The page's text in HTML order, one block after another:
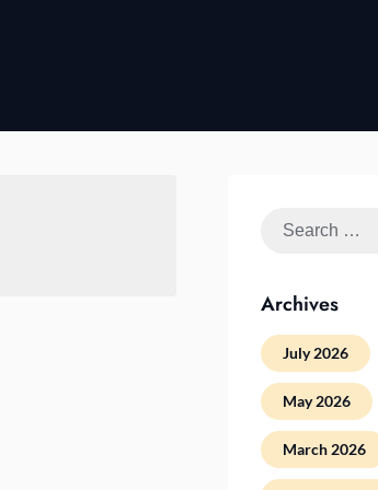
Search
Archives
July 2026
May 2026
March 2026